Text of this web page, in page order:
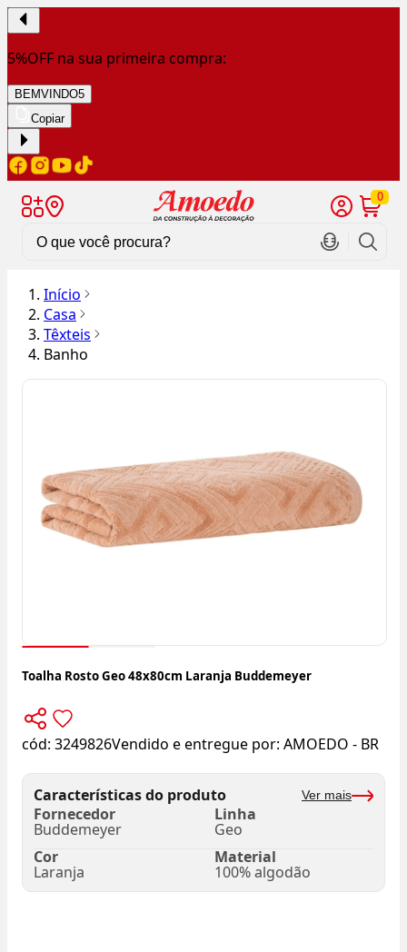
5%OFF na sua primeira compra:
BEMVINDO5
Copiar
0
Início
Casa
Têxteis
Banho
Toalha Rosto Geo 48x80cm Laranja Buddemeyer
cód: 3249826Vendido e entregue por: AMOEDO - BR
Características do produto Ver mais
Fornecedor
Buddemeyer
Linha
Geo
Cor
Laranja
Material
100% algodão